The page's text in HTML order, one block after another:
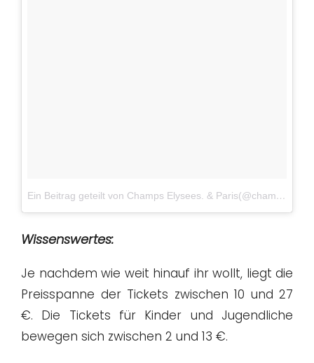
Ein Beitrag geteilt von Champs Elysees. & Paris(@champselysees_paris)
Wissenswertes:
Je nachdem wie weit hinauf ihr wollt, liegt die
Preisspanne der Tickets zwischen 10 und 27
€. Die Tickets für Kinder und Jugendliche
bewegen sich zwischen 2 und 13 €.